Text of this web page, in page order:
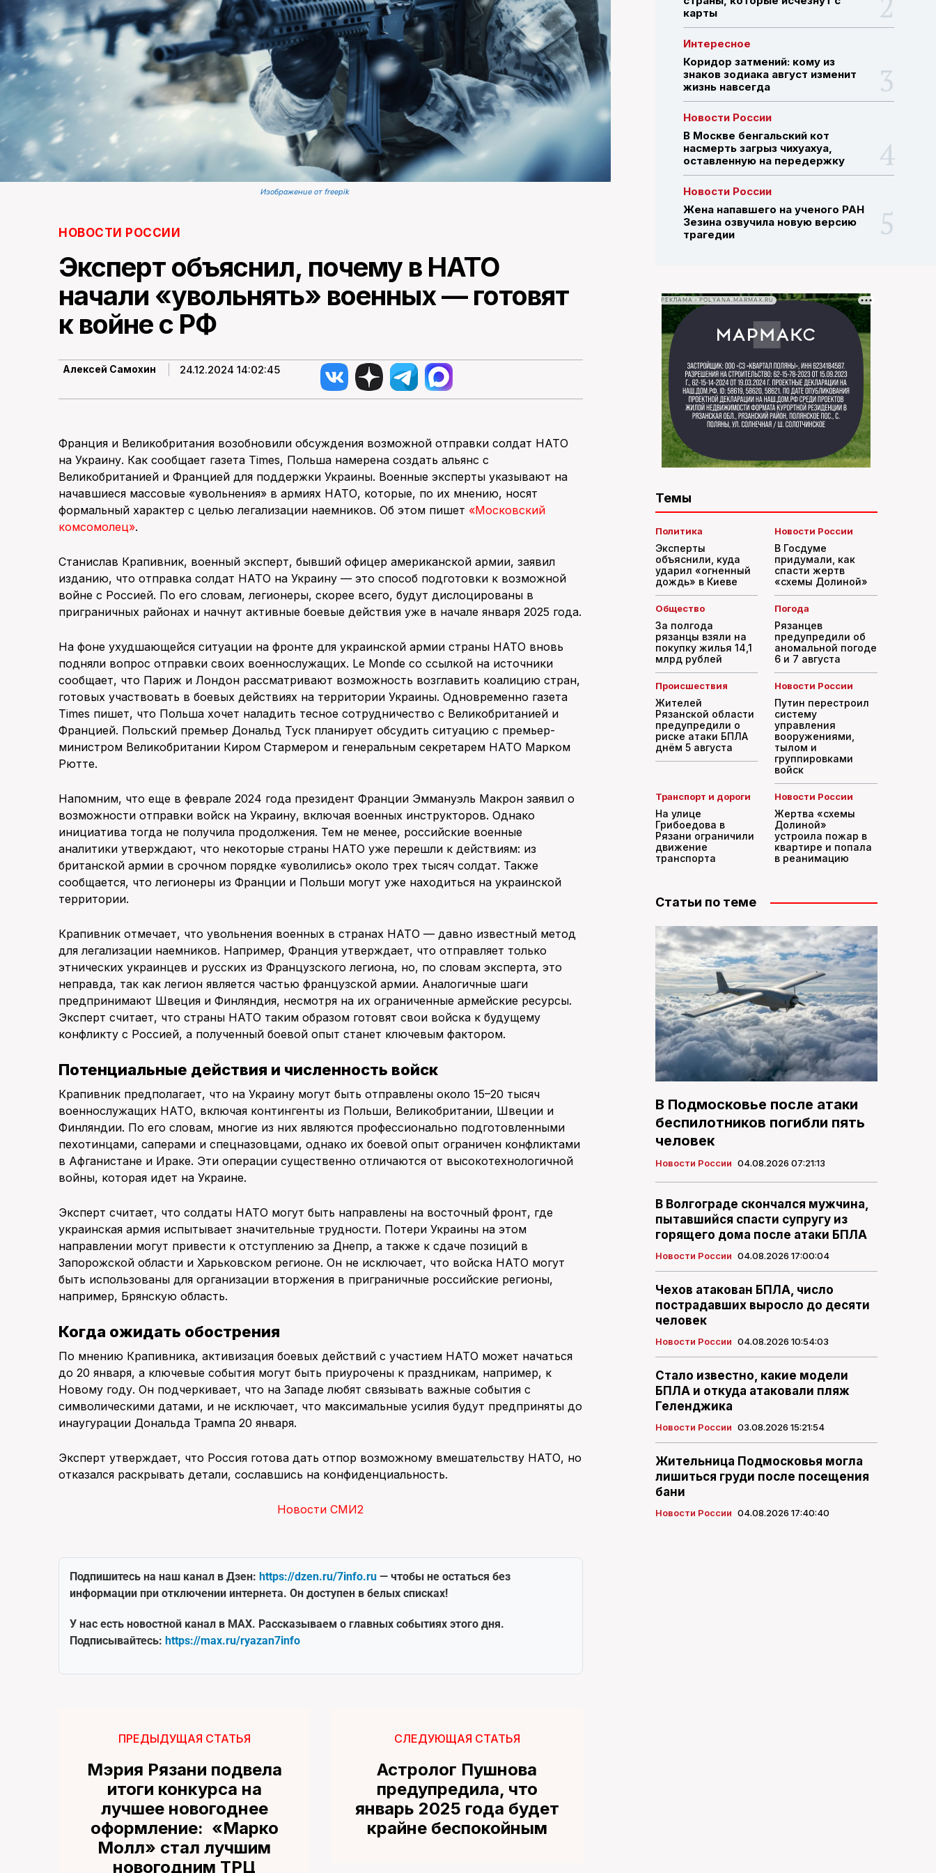
ПОИСК ПО САЙТУ
Изображение от freepik
НОВОСТИ РОССИИ
Эксперт объяснил, почему в НАТО
начали «увольнять» военных — готовят
к войне с РФ
Алексей Самохин 24.12.2024 14:02:45
Франция и Великобритания возобновили обсуждения возможной отправки солдат НАТО
на Украину. Как сообщает газета Times, Польша намерена создать альянс с
Великобританией и Францией для поддержки Украины. Военные эксперты указывают на
начавшиеся массовые «увольнения» в армиях НАТО, которые, по их мнению, носят
формальный характер с целью легализации наемников. Об этом пишет «Московский
комсомолец».
Станислав Крапивник, военный эксперт, бывший офицер американской армии, заявил
изданию, что отправка солдат НАТО на Украину — это способ подготовки к возможной
войне с Россией. По его словам, легионеры, скорее всего, будут дислоцированы в
приграничных районах и начнут активные боевые действия уже в начале января 2025 года.
На фоне ухудшающейся ситуации на фронте для украинской армии страны НАТО вновь
подняли вопрос отправки своих военнослужащих. Le Monde со ссылкой на источники
сообщает, что Париж и Лондон рассматривают возможность возглавить коалицию стран,
готовых участвовать в боевых действиях на территории Украины. Одновременно газета
Times пишет, что Польша хочет наладить тесное сотрудничество с Великобританией и
Францией. Польский премьер Дональд Туск планирует обсудить ситуацию с премьер-
министром Великобритании Киром Стармером и генеральным секретарем НАТО Марком
Рютте.
Напомним, что еще в феврале 2024 года президент Франции Эммануэль Макрон заявил о
возможности отправки войск на Украину, включая военных инструкторов. Однако
инициатива тогда не получила продолжения. Тем не менее, российские военные
аналитики утверждают, что некоторые страны НАТО уже перешли к действиям: из
британской армии в срочном порядке «уволились» около трех тысяч солдат. Также
сообщается, что легионеры из Франции и Польши могут уже находиться на украинской
территории.
Крапивник отмечает, что увольнения военных в странах НАТО — давно известный метод
для легализации наемников. Например, Франция утверждает, что отправляет только
этнических украинцев и русских из Французского легиона, но, по словам эксперта, это
неправда, так как легион является частью французской армии. Аналогичные шаги
предпринимают Швеция и Финляндия, несмотря на их ограниченные армейские ресурсы.
Эксперт считает, что страны НАТО таким образом готовят свои войска к будущему
конфликту с Россией, а полученный боевой опыт станет ключевым фактором.
Потенциальные действия и численность войск
Крапивник предполагает, что на Украину могут быть отправлены около 15–20 тысяч
военнослужащих НАТО, включая контингенты из Польши, Великобритании, Швеции и
Финляндии. По его словам, многие из них являются профессионально подготовленными
пехотинцами, саперами и спецназовцами, однако их боевой опыт ограничен конфликтами
в Афганистане и Ираке. Эти операции существенно отличаются от высокотехнологичной
войны, которая идет на Украине.
Эксперт считает, что солдаты НАТО могут быть направлены на восточный фронт, где
украинская армия испытывает значительные трудности. Потери Украины на этом
направлении могут привести к отступлению за Днепр, а также к сдаче позиций в
Запорожской области и Харьковском регионе. Он не исключает, что войска НАТО могут
быть использованы для организации вторжения в приграничные российские регионы,
например, Брянскую область.
Когда ожидать обострения
По мнению Крапивника, активизация боевых действий с участием НАТО может начаться
до 20 января, а ключевые события могут быть приурочены к праздникам, например, к
Новому году. Он подчеркивает, что на Западе любят связывать важные события с
символическими датами, и не исключает, что максимальные усилия будут предприняты до
инаугурации Дональда Трампа 20 января.
Эксперт утверждает, что Россия готова дать отпор возможному вмешательству НАТО, но
отказался раскрывать детали, сославшись на конфиденциальность.
Новости СМИ2
Подпишитесь на наш канал в Дзен: https://dzen.ru/7info.ru — чтобы не остаться без
информации при отключении интернета. Он доступен в белых списках!
У нас есть новостной канал в MAX. Рассказываем о главных событиях этого дня.
Подписывайтесь: https://max.ru/ryazan7info
ПРЕДЫДУЩАЯ СТАТЬЯ
Мэрия Рязани подвела
итоги конкурса на
лучшее новогоднее
оформление: «Марко
Молл» стал лучшим
новогодним ТРЦ
СЛЕДУЮЩАЯ СТАТЬЯ
Астролог Пушнова
предупредила, что
январь 2025 года будет
крайне беспокойным
карты
Интересное
Коридор затмений: кому из
знаков зодиака август изменит
жизнь навсегда
Новости России
В Москве бенгальский кот
насмерть загрыз чихуахуа,
оставленную на передержку
Новости России
Жена напавшего на ученого РАН
Зезина озвучила новую версию
трагедии
РЕКЛАМА • POLYANA.MARMAX.RU
Темы
Политика
Эксперты
объяснили, куда
ударил «огненный
дождь» в Киеве
Новости России
В Госдуме
придумали, как
спасти жертв
«схемы Долиной»
Общество
За полгода
рязанцы взяли на
покупку жилья 14,1
млрд рублей
Погода
Рязанцев
предупредили об
аномальной погоде
6 и 7 августа
Происшествия
Жителей
Рязанской области
предупредили о
риске атаки БПЛА
днём 5 августа
Новости России
Путин перестроил
систему
управления
вооружениями,
тылом и
группировками
войск
Транспорт и дороги
На улице
Грибоедова в
Рязани ограничили
движение
транспорта
Новости России
Жертва «схемы
Долиной»
устроила пожар в
квартире и попала
в реанимацию
Статьи по теме
В Подмосковье после атаки
беспилотников погибли пять
человек
Новости России 04.08.2026 07:21:13
В Волгограде скончался мужчина,
пытавшийся спасти супругу из
горящего дома после атаки БПЛА
Новости России 04.08.2026 17:00:04
Чехов атакован БПЛА, число
пострадавших выросло до десяти
человек
Новости России 04.08.2026 10:54:03
Стало известно, какие модели
БПЛА и откуда атаковали пляж
Геленджика
Новости России 03.08.2026 15:21:54
Жительница Подмосковья могла
лишиться груди после посещения
бани
Новости России 04.08.2026 17:40:40